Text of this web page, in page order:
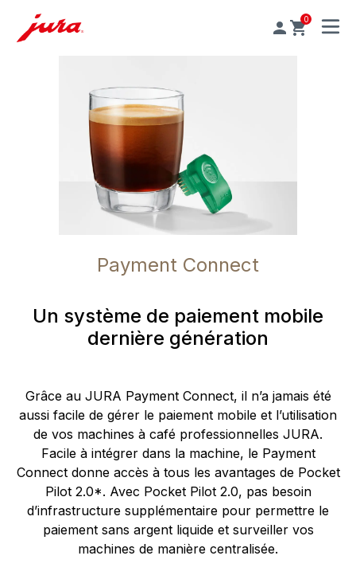
0
MENU
Payment Connect
Un système de paiement mobile
dernière génération
Grâce au JURA Payment Connect, il n’a jamais été
aussi facile de gérer le paiement mobile et l’utilisation
de vos machines à café professionnelles JURA.
Facile à intégrer dans la machine, le Payment
Connect donne accès à tous les avantages de Pocket
Pilot 2.0*. Avec Pocket Pilot 2.0, pas besoin
d’infrastructure supplémentaire pour permettre le
paiement sans argent liquide et surveiller vos
machines de manière centralisée.